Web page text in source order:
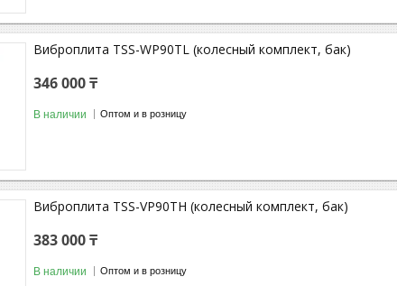
Виброплита TSS-WP90TL (колесный комплект, бак)
346 000 ₸
В наличии Оптом и в розницу
Виброплита TSS-VP90TH (колесный комплект, бак)
383 000 ₸
В наличии Оптом и в розницу